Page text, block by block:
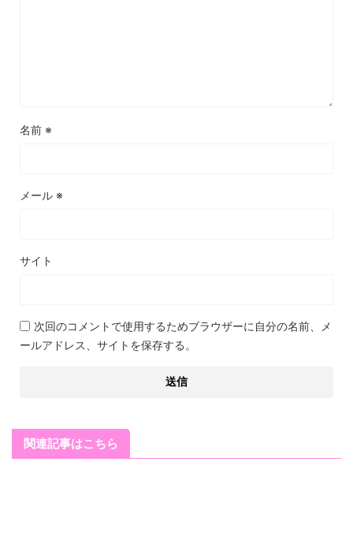
名前 ※
メール ※
サイト
次回のコメントで使用するためブラウザーに自分の名前、メ
ールアドレス、サイトを保存する。
関連記事はこちら